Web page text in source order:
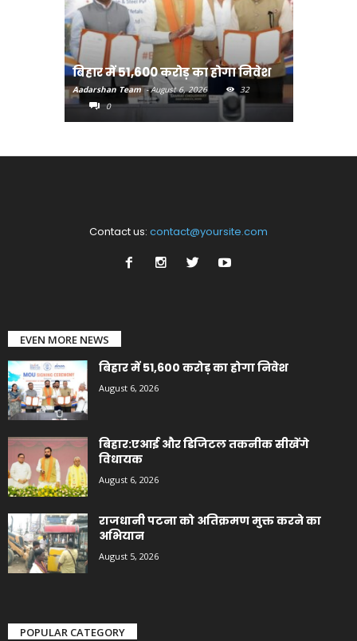
बिहार में 51,600 करोड़ का होगा निवेश
Aadarshan Team - August 6, 2026
32
0
Contact us: contact@yoursite.com
EVEN MORE NEWS
बिहार में 51,600 करोड़ का होगा निवेश
August 6, 2026
बिहार:एआई और डिजिटल तकनीक सीखेंगे
विधायक
August 6, 2026
राजधानी पटना को अतिक्रमण मुक्त करने का
अभियान
August 5, 2026
POPULAR CATEGORY